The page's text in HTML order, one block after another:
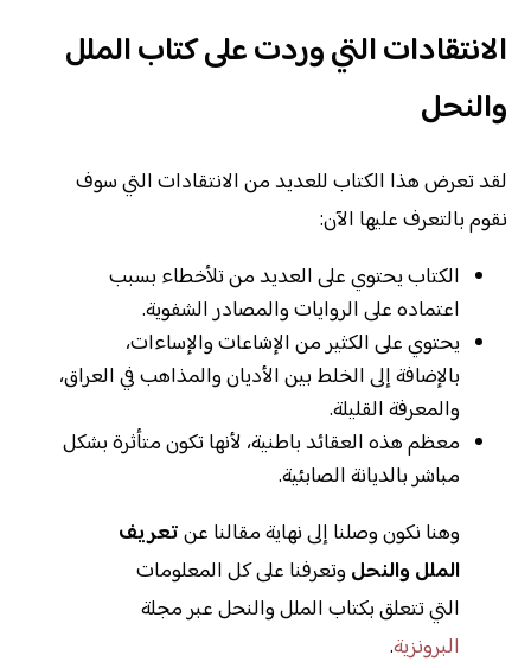
الانتقادات التي وردت على كتاب الملل
والنحل
لقد تعرض هذا الكتاب للعديد من الانتقادات التي سوف
نقوم بالتعرف عليها الآن:
الكتاب يحتوي على العديد من تلأخطاء بسبب
اعتماده على الروايات والمصادر الشفوية.
يحتوي على الكثير من الإشاعات والإساءات،
بالإضافة إلى الخلط بين الأديان والمذاهب في العراق،
والمعرفة القليلة.
معظم هذه العقائد باطنية، لأنها تكون متأثرة بشكل
مباشر بالديانة الصابئية.
وهنا نكون وصلنا إلى نهاية مقالنا عنتعريف
الملل والنحل وتعرفنا على كل المعلومات
التي تتعلق بكتاب الملل والنحل عبر مجلة
البرونزية.